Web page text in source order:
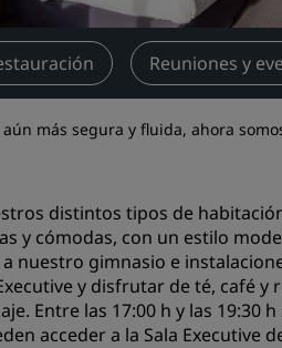
Buscar
Buscar
Buscar
Reuniones y
aún más segura y fluida, ahora
distintos tipos de
y cómodas, con un estilo
nuestro gimnasio e
y disfrutar de té, café
Entre las 17:00 h y las 19:30
acceder a la Sala Executive